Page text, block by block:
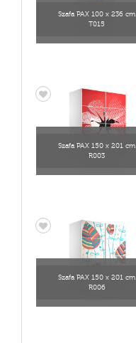
Szafa PAX 100 x 236 cm
T015
Szafa PAX 150 x 201 cm
R003
Szafa PAX 150 x 201 cm
R006